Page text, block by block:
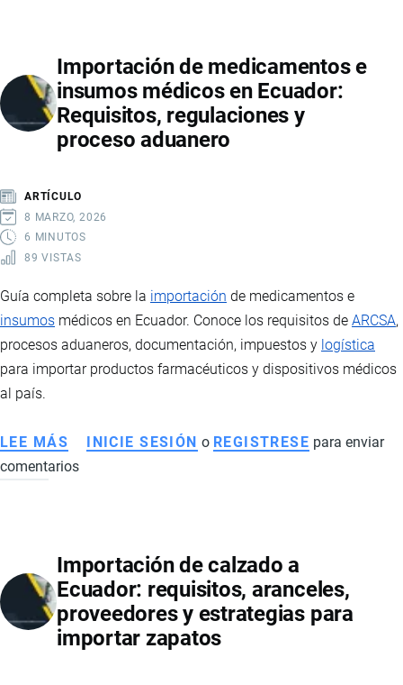
COMPRAR
EN
ESTADOS
UNIDOS
EN
ECUADOR
Importación de medicamentos e
insumos médicos en Ecuador:
Requisitos, regulaciones y
proceso aduanero
ARTÍCULO
8 MARZO, 2026
6 MINUTOS
89 VISTAS
Guía completa sobre la importación de medicamentos e
insumos médicos en Ecuador. Conoce los requisitos de ARCSA,
procesos aduaneros, documentación, impuestos y logística
para importar productos farmacéuticos y dispositivos médicos
al país.
LEE MÁS SOBRE
IMPORTACIÓN
INSUMOS
MÉDICOS
EN
ECUADOR:
INICIE SESIÓN o REGISTRESE para enviar
comentarios
Importación de calzado a
Ecuador: requisitos, aranceles,
proveedores y estrategias para
importar zapatos